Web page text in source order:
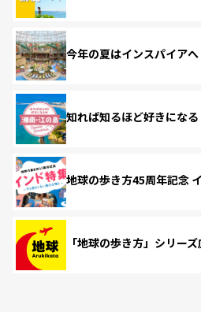
今年の夏はインスパイアへ
知れば知るほど好きにな
地球の歩き方45周年記念
「地球の歩き方」シリー